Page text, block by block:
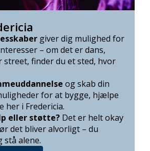
giver dig mulighed for
– om det er dans,
street, finder du et sted, hvor
og skab din
for at bygge, hjælpe
her i Fredericia.
eller støtte? Det er helt okay
det bliver alvorligt – du
stå alene.